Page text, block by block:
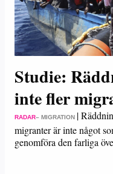
Studie:
inte fler
RADAR– MIGRATION |
migranter är inte något
genomföra den farliga